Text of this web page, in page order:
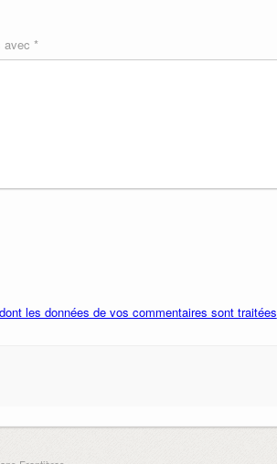
avec *
les données de vos commentaires sont traitées